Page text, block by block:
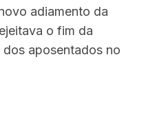
adiamento da
o fim da
aposentados no